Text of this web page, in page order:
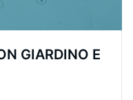
GIARDINO E